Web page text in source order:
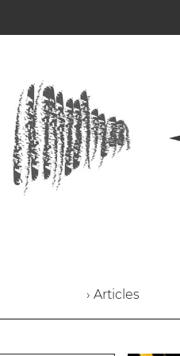
› Articles